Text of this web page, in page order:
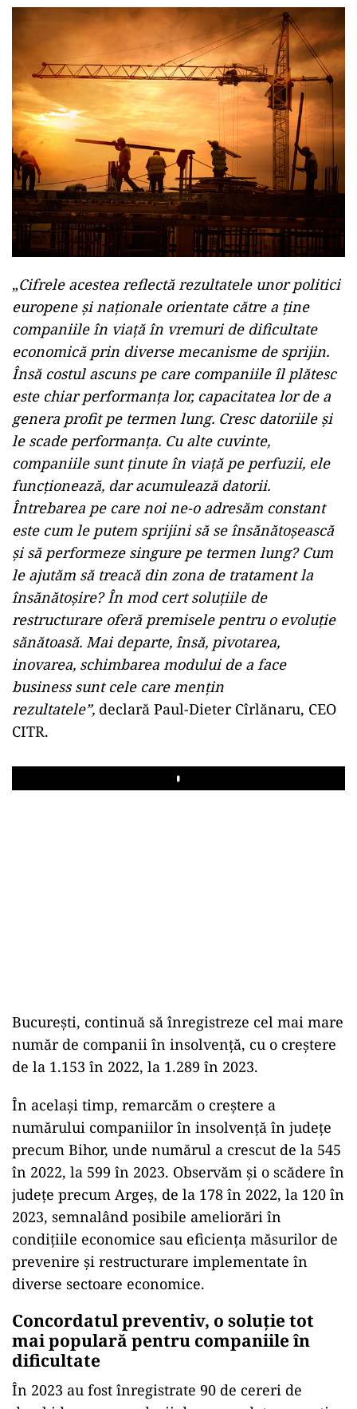
„Cifrele acestea reflectă rezultatele unor politici
europene și naționale orientate către a ține
companiile în viață în vremuri de dificultate
economică prin diverse mecanisme de sprijin.
Însă costul ascuns pe care companiile îl plătesc
este chiar performanța lor, capacitatea lor de a
genera profit pe termen lung. Cresc datoriile și
le scade performanța. Cu alte cuvinte,
companiile sunt ținute în viață pe perfuzii, ele
funcționează, dar acumulează datorii.
Întrebarea pe care noi ne-o adresăm constant
este cum le putem sprijini să se însănătoșească
și să performeze singure pe termen lung? Cum
le ajutăm să treacă din zona de tratament la
însănătoșire? În mod cert soluțiile de
restructurare oferă premisele pentru o evoluție
sănătoasă. Mai departe, însă, pivotarea,
inovarea, schimbarea modului de a face
business sunt cele care mențin
rezultatele”, declară Paul-Dieter Cîrlănaru, CEO
CITR.
Play
București, continuă să înregistreze cel mai mare
număr de companii în insolvență, cu o creștere
de la 1.153 în 2022, la 1.289 în 2023.
În același timp, remarcăm o creștere a
numărului companiilor în insolvență în județe
precum Bihor, unde numărul a crescut de la 545
în 2022, la 599 în 2023. Observăm și o scădere în
județe precum Argeș, de la 178 în 2022, la 120 în
2023, semnalând posibile ameliorări în
condițiile economice sau eficiența măsurilor de
prevenire și restructurare implementate în
diverse sectoare economice.
Concordatul preventiv, o soluție tot
mai populară pentru companiile în
dificultate
În 2023 au fost înregistrate 90 de cereri de